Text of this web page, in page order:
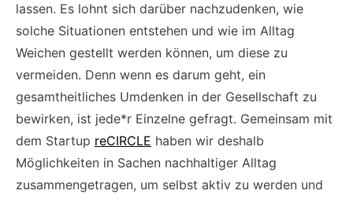
lassen. Es lohnt sich darüber nachzudenken, wie
solche Situationen entstehen und wie im Alltag
Weichen gestellt werden können, um diese zu
vermeiden. Denn wenn es darum geht, ein
gesamtheitliches Umdenken in der Gesellschaft zu
bewirken, ist jede*r Einzelne gefragt. Gemeinsam mit
dem Startup reCIRCLE haben wir deshalb
Möglichkeiten in Sachen nachhaltiger Alltag
zusammengetragen, um selbst aktiv zu werden und